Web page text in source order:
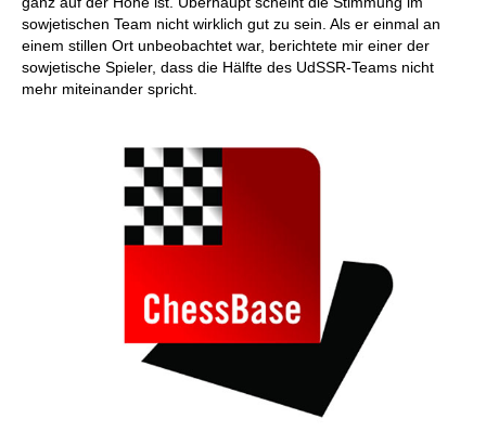
sowjetischen Team nicht wirklich gut zu sein. Als er einmal an
einem stillen Ort unbeobachtet war, berichtete mir einer der
sowjetische Spieler, dass die Hälfte des UdSSR-Teams nicht
mehr miteinander spricht.